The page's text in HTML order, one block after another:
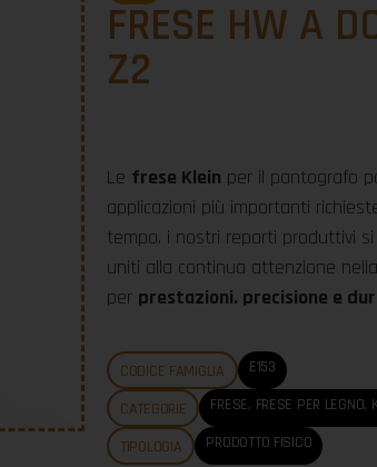
FRESE HW A
Z2
Le frese Klein per il pantografo
applicazioni più importanti
tempo. i nostri reparti produttivi
uniti alla continua attenzione
per prestazioni. precisione e
CODICE FAMIGLIA E153
CATEGORIE FRESE, FRESE PER LEGNO,
TIPOLOGIA PRODOTTO FISICO